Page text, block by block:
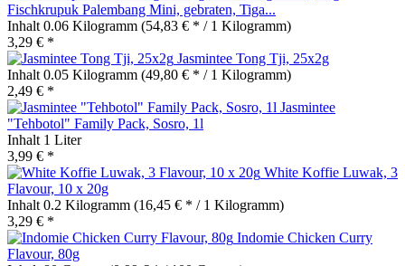
Fischkrupuk Palembang Mini, gebraten, Tiga...
Inhalt 0.06 Kilogramm (54,83 € * / 1 Kilogramm)
3,29 € *
Jasmintee Tong Tji, 25x2g
Inhalt 0.05 Kilogramm (49,80 € * / 1 Kilogramm)
2,49 € *
Jasmintee
"Tehbotol" Family Pack, Sosro, 1l
Inhalt 1 Liter
3,99 € *
White Koffie Luwak, 3
Flavour, 10 x 20g
Inhalt 0.2 Kilogramm (16,45 € * / 1 Kilogramm)
3,29 € *
Indomie Chicken Curry
Flavour, 80g